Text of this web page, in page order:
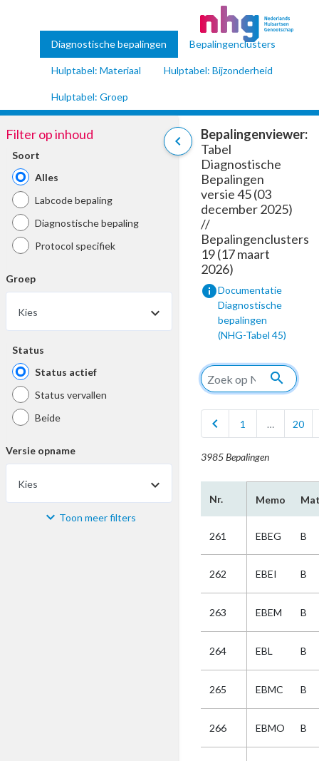
Diagnostische bepalingen Bepalingenclusters
Hulptabel: Materiaal Hulptabel: Bijzonderheid
Hulptabel: Groep
chevron_left
Filter op inhoud
Soort
Alles
Labcode bepaling
Diagnostische bepaling
Protocol specifiek
Groep
Kies
Status
Status actief
Status vervallen
Beide
Versie opname
Kies
Materiaal Toon meer filters
Bepalingenviewer:
Tabel
Diagnostische
Bepalingen
versie 45 (03
december 2025)
//
Bepalingenclusters
19 (17 maart
2026)
infoDocumentatie
Diagnostische
bepalingen
(NHG-Tabel 45)
search
chevron_left 1 … 20
3985 Bepalingen
Nr. Memo
261 EBEG B
262 EBEI B
263 EBEM B
264 EBL B
265 EBMC B
266 EBMO B